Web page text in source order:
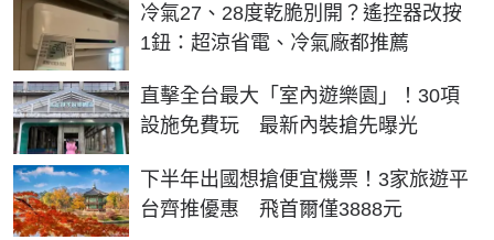
冷氣27、28度乾脆別開？遙控器改按
1鈕：超涼省電、冷氣廠都推薦
直擊全台最大「室內遊樂園」！30項
設施免費玩 最新內裝搶先曝光
下半年出國想搶便宜機票！3家旅遊平
台齊推優惠 飛首爾僅3888元